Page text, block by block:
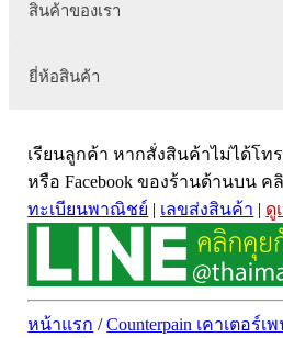
สินค้าของเรา
สินค้าขายดี
สมุนไพรไทย
เครื่องดื่มกาแฟ
น้ำหนัก
ขนาด อกสตรี
ผิวพรรณ-กลูต้า
ริ้วรอย
ยี่ห้อสินค้า
Biogrow
Blackmores
VitaHealth
Mega we care
Vistra วิสทร้า
เรียนลูกค้า หากสั่งสินค้าไม่ได้โท
หรือ Facebook ของร้านด้านบน ค
ทะเบียนพาณิชย์ | เลขส่งสินค้า | ดู
หน้าแรก /Counterpain เคาเตอร์เ